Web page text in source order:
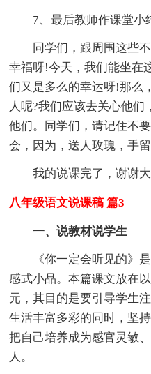
7、最后教师作课堂小
同学们，跟周围这些不
幸福呀!今天，我们能坐在
们又是多么的幸运呀!那么
人呢?我们应该去关心他
他们。同学们，请记住不
会，因为，送人玫瑰，手留
我的说课完了，谢谢
八年级语文说课稿 篇3
一、说教材说学生
《你一定会听见的》是
感式小品。本篇课文放在
元，其目的是要引导学生
生活丰富多彩的同时，坚
把自己培养成为感官灵敏
人。